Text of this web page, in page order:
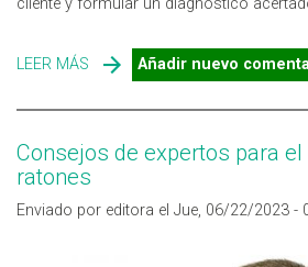
LEER MÁS SOBRE LA IMPORTANCIA DE
TRATAMIENTO DE CONTROL
Añadir nuevo
Consejos de expertos para
ratones
Enviado por editora el Jue, 06/22/2023 -